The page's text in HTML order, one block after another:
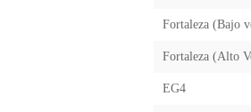
Fortaleza (Bajo
Fortaleza (Alto
EG4